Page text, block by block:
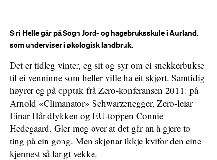
Siri Helle går på Sogn Jord- og hagebruksskule i Aurland,
som underviser i økologisk landbruk.
Det er tidleg vinter, eg sit og syr om ei snekkerbukse
til ei venninne som heller ville ha eit skjørt. Samtidig
høyrer eg på opptak frå Zero-konferansen 2011; på
Arnold «Climanator» Schwarzenegger, Zero-leiar
Einar Håndlykken og EU-toppen Connie
Hedegaard. Gler meg over at det går an å gjere to
ting på ein gong. Men skjønar ikkje kvifor den eine
kjennest så langt vekke.